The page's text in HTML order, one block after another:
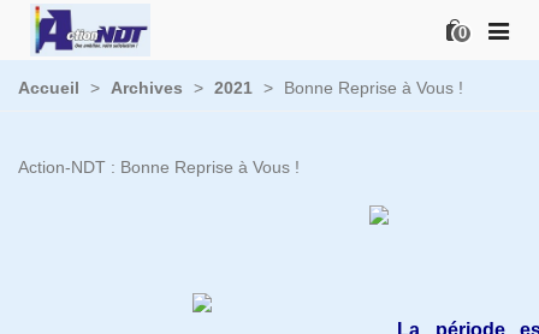
0
Accueil > Archives > 2021 > Bonne Reprise à Vous !
Action-NDT : Bonne Reprise à Vous !
La période